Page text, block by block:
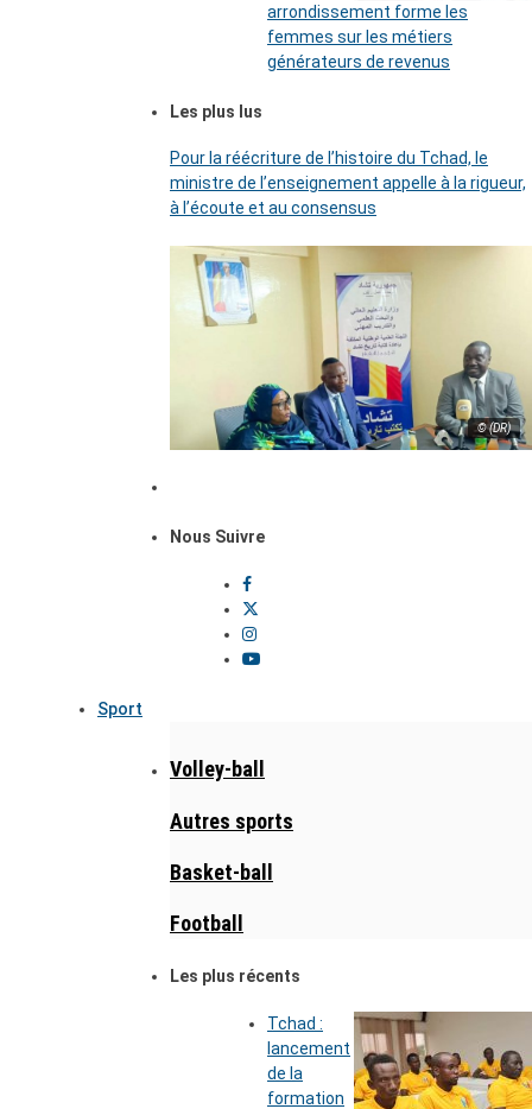
arrondissement forme les
femmes sur les métiers
générateurs de revenus
Les plus lus
Pour la réécriture de l’histoire du Tchad, le
ministre de l’enseignement appelle à la rigueur,
à l’écoute et au consensus
© (DR)
Nous Suivre
Sport
Volley-ball
Autres sports
Basket-ball
Football
Les plus récents
Tchad :
lancement
de la
formation